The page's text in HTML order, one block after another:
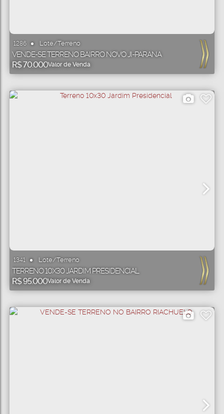
1286 Lote/Terreno
R$70.000Valor de Venda
VENDE-SE TERRENO BAIRRO NOVO JI-PARANA
1341 Lote/Terreno
R$95.000Valor de Venda
TERRENO 10X30 JARDIM PRESIDENCIAL